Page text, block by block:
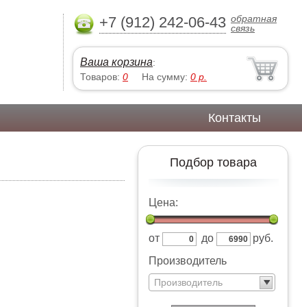
+7 (912) 242-06-43 обратная
связь
Ваша корзина:
Товаров: 0 На сумму: 0 р.
Контакты
Подбор товара
Цена:
от до
руб.
Производитель
Производитель